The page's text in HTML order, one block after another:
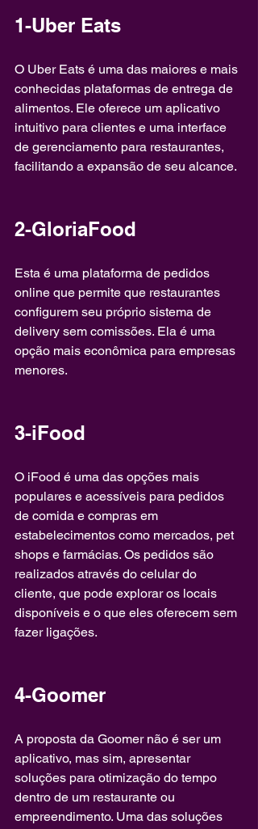
1-Uber Eats
O Uber Eats é uma das maiores e mais
conhecidas plataformas de entrega de
alimentos. Ele oferece um aplicativo
intuitivo para clientes e uma interface
de gerenciamento para restaurantes,
facilitando a expansão de seu alcance.
2-GloriaFood
Esta é uma plataforma de pedidos
online que permite que restaurantes
configurem seu próprio sistema de
delivery sem comissões. Ela é uma
opção mais econômica para empresas
menores.
3-iFood
O iFood é uma das opções mais
populares e acessíveis para pedidos
de comida e compras em
estabelecimentos como mercados, pet
shops e farmácias. Os pedidos são
realizados através do celular do
cliente, que pode explorar os locais
disponíveis e o que eles oferecem sem
fazer ligações.
4-Goomer
A proposta da Goomer não é ser um
aplicativo, mas sim, apresentar
soluções para otimização do tempo
dentro de um restaurante ou
empreendimento. Uma das soluções